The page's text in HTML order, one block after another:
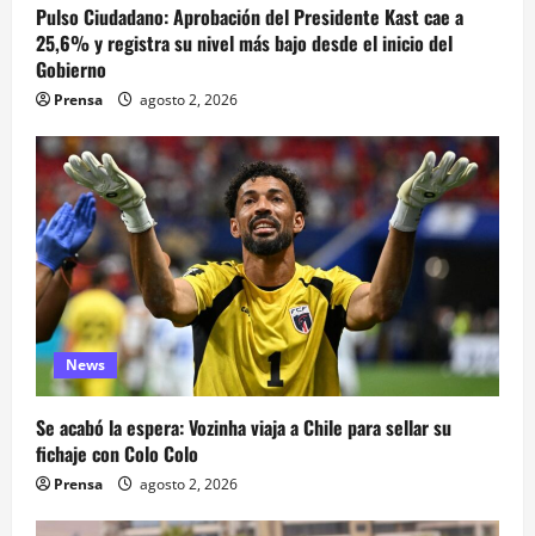
Pulso Ciudadano: Aprobación del Presidente Kast cae a
25,6% y registra su nivel más bajo desde el inicio del
Gobierno
Prensa agosto 2, 2026
News
Se acabó la espera: Vozinha viaja a Chile para sellar su
fichaje con Colo Colo
Prensa agosto 2, 2026